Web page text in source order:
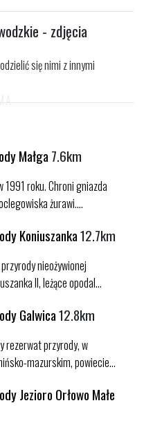
- zdjęcia
się nimi z innymi
Małga 7.6km
1991 roku. Chroni gniazda
żurawi....
Koniuszanka12.7km
nieożywionej
II, leżące opodal...
Galwica12.8km
rezerwat przyrody, w
mazurskim, powiecie...
Jezioro Orłowo Małe